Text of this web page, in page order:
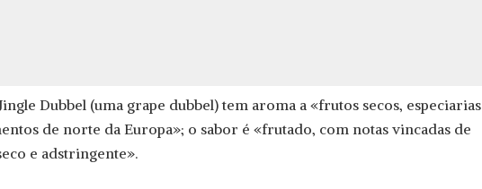
Dubbel (uma grape dubbel) tem aroma a «frutos secos, especiarias
de norte da Europa»; o sabor é «frutado, com notas vincadas de
e adstringente».